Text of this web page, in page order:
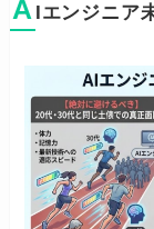
A Iエンジニア